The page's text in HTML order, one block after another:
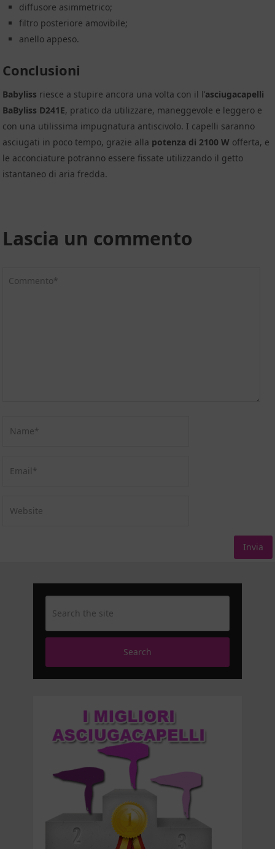
diffusore asimmetrico;
filtro posteriore amovibile;
anello appeso.
Conclusioni
Babyliss riesce a stupire ancora una volta con il l’asciugacapelli
BaByliss D241E, pratico da utilizzare, maneggevole e leggero e
con una utilissima impugnatura antiscivolo. I capelli saranno
asciugati in poco tempo, grazie alla potenza di 2100 W offerta, e
le acconciature potranno essere fissate utilizzando il getto
istantaneo di aria fredda.
Lascia un commento
Search